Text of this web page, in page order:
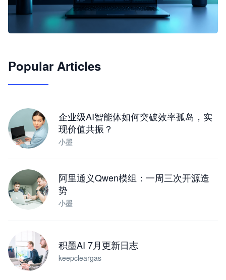
JimoClaw 桌面 AI Agent 工作台
Popular Articles
企业级AI智能体如何突破效率孤岛，实
现价值共振？
小墨
阿里通义Qwen模组：一周三次开源造
势
小墨
积墨AI 7月更新日志
keepcleargas